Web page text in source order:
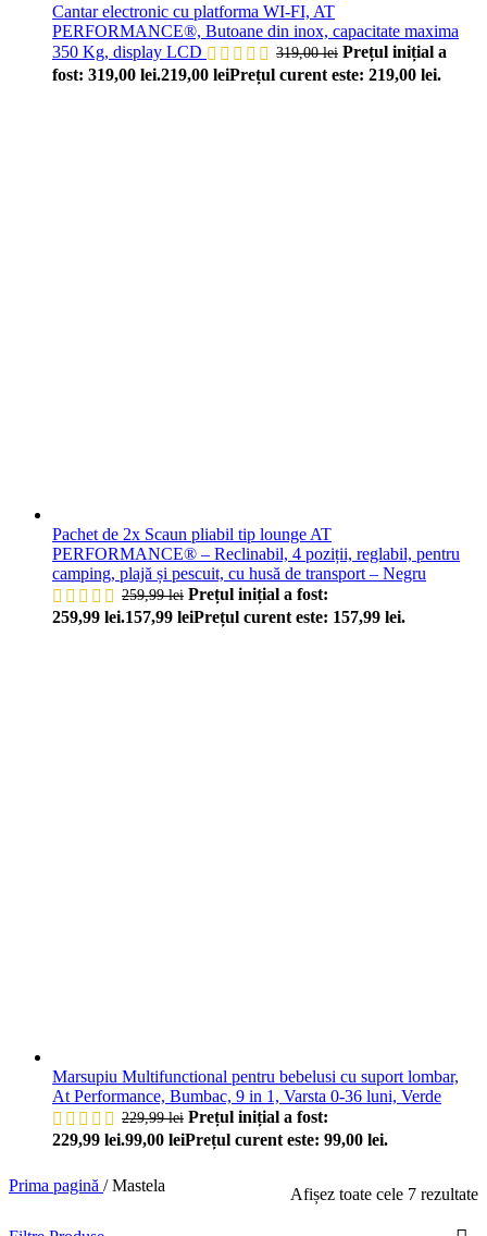
Cantar electronic cu platforma WI-FI, AT
PERFORMANCE®, Butoane din inox, capacitate maxima
350 Kg, display LCD
319,00lei Prețul inițial a
fost: 319,00 lei.219,00 leiPrețul curent este: 219,00 lei.
Pachet de 2x Scaun pliabil tip lounge AT
PERFORMANCE® – Reclinabil, 4 poziții, reglabil, pentru
camping, plajă și pescuit, cu husă de transport – Negru
259,99lei Prețul inițial a fost:
259,99 lei.157,99 leiPrețul curent este: 157,99 lei.
Marsupiu Multifunctional pentru bebelusi cu suport lombar,
At Performance, Bumbac, 9 in 1, Varsta 0-36 luni, Verde
229,99lei Prețul inițial a fost:
229,99 lei.99,00 leiPrețul curent este: 99,00 lei.
Prima pagină / Mastela Afișez toate cele 7 rezultate